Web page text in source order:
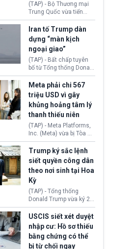
(TAP) - Bộ Thương mại
Trung Quốc vừa tiến
hành áp đặt lệnh trừng
phạt lên hàng loạt thực
thể và siết chặt kiểm
soát xuất khẩu máy bay
không người lái (UAV)
sang Hoa Kỳ. Động thái
này nhằm đáp trả các
biện pháp hạn chế
thương mại, áp thuế mới
cùng lệnh cấm công
nghệ gần đây từ phía
Washington.
Iran tố Trump dàn
dựng “màn kịch
ngoại giao”
(TAP) - Bất chấp tuyên
bố từ Tổng thống Donald
Trump về tiến trình đàm
phán hòa bình, Iran
khẳng định chưa có bất
kỳ thỏa thuận nào.
Tehran cho rằng, Hoa Kỳ
chỉ đang dàn dựng “màn
kịch ngoại giao” để xoa
dịu căng thẳng.
Meta phải chi 567
triệu USD vì gây
khủng hoảng tâm lý
thanh thiếu niên
(TAP) - Meta Platforms,
Inc. (Meta) vừa bị Tòa án
bang New Mexico yêu
cầu đóng góp 567 triệu
USD vào một quỹ khắc
phục hậu quả. Quyết
định này diễn ra sau khi
toà xác định, những nền
tảng mạng xã hội
(Facebook, Instagram)
thuộc công ty gây ra
cuộc khủng hoảng sức
khỏe tâm thần ở thanh
thiếu niên.
Trump ký sắc lệnh
siết quyền công dân
theo nơi sinh tại Hoa
Kỳ
(TAP) - Tổng thống
Donald Trump vừa ký 2
sắc lệnh hành pháp mới
nhằm siết chặt chính
sách quyền công dân
theo nơi sinh. Động thái
diễn ra sau khi Tòa án
Tối cao Hoa Kỳ
USCIS siết xét duyệt
nhập cư: Hồ sơ thiếu
bằng chứng có thể
bị từ chối ngay